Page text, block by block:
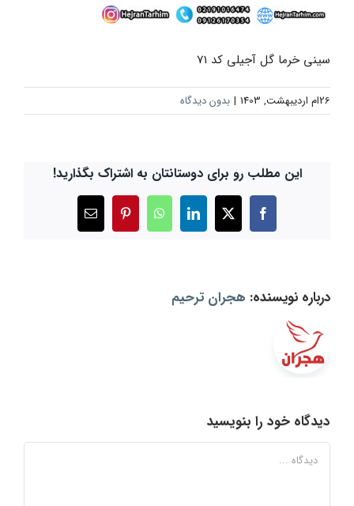
سینی خرما گل آجیلی کد 71
26ام اردیبهشت, 1403 | بدون دیدگاه
این مطلب رو برای دوستانتان به اشتراک بگذارید!
Facebook
X
LinkedIn
WhatsApp
Pinterest
درباره نویسنده: هجران ترحیم
دیدگاه خود را بنویسید
دیدگاه